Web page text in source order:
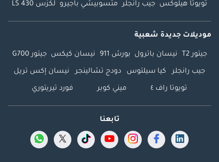
تويوتا هيلوكس جيب رانجلر متسوبيشي باجيرو لكزس LS 430
موديلات جديدة شعبية
جيتور T2 نيسان باترول بورش 911 نيسان كيكس جيتور G700
جيب رانجلر كيا سيلتوس دودج تشالينجر نيسان إكس تريل
تويوتا راف ٤ ميني كوبر فورد تيريتوري
تابعنا